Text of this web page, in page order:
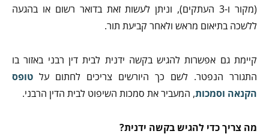
(מקור ו-3 העתקים), וניתן לעשות זאת בדואר רשום או בהגעה
ללשכה בתיאום מראש ולאחר קביעת תור.
קיימת גם אפשרות להגיש בקשה ידנית לבית דין רבני באזור בו
התגורר הנפטר. לשם כך היורשים צריכים לחתום על טופס
הקנאה וסמכות, המעביר את סמכות השיפוט לבית הדין הרבני.
מה צריך כדי להגיש בקשה ידנית?